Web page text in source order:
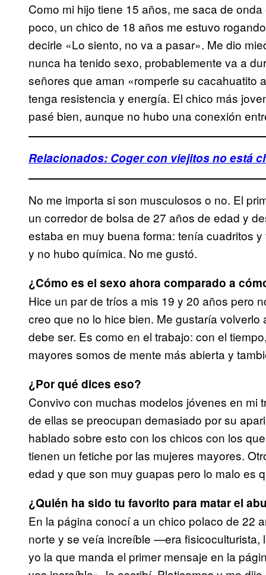
Como mi hijo tiene 15 años, me saca de
poco, un chico de 18 años me estuvo
decirle «Lo siento, no va a pasar». Me dio
nunca ha tenido sexo, probablemente va a
señores que aman «romperle su cacahuatito
tenga resistencia y energía. El chico más
pasé bien, aunque no hubo una conexión
Relacionados: Coger con viejitos no está
No me importa si son musculosos o no. El
un corredor de bolsa de 27 años de edad y
estaba en muy buena forma: tenía cuadritos
y no hubo química. No me gustó.
¿Cómo es el sexo ahora comparado a
Hice un par de tríos a mis 19 y 20 años pero
creo que no lo hice bien. Me gustaría
debe ser. Es como en el trabajo: con el
mayores somos de mente más abierta y
¿Por qué dices eso?
Convivo con muchas modelos jóvenes en mi
de ellas se preocupan demasiado por su
hablado sobre esto con los chicos con los
tienen un fetiche por las mujeres mayores.
edad y que son muy guapas pero lo malo es
¿Quién ha sido tu favorito para matar el
En la página conocí a un chico polaco de 22
norte y se veía increíble —era
yo la que manda el primer mensaje en la